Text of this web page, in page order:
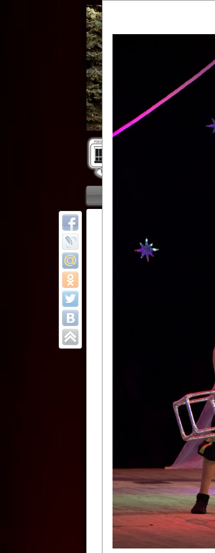
Все отчеты
Финал
цирковых
Образцовый эстрадно-
Протягайловка, г.
Народный цирковой
досуговый центр
культуры
Народный цирковой
Григориопольского
Приднестровской
Народный цирковой
Слободзейского
Приднестровской
Казавчинская;
Образцовый эстрадно-
творчества с. Чобручи,
Владимирович;
Образцовый цирковой
Тирасполь,
Молдавской Республики